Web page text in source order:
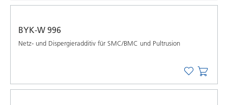
BYK-W 996
Netz- und Dispergieradditiv für SMC/BMC und Pultrusion